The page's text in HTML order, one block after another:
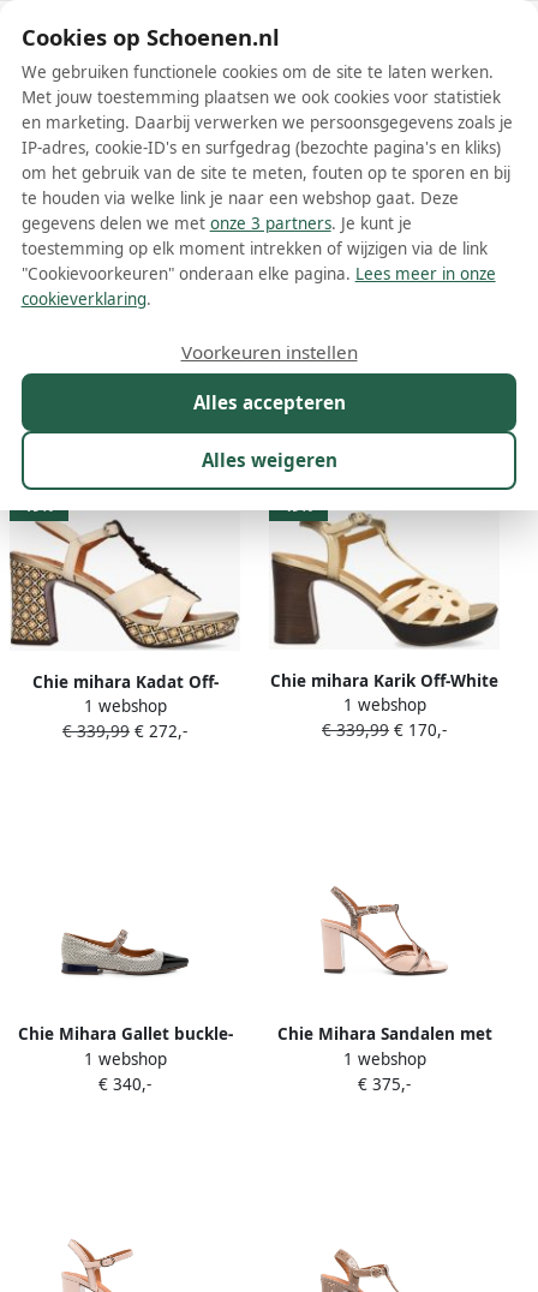
Schoenen.nl
Wis filters Alle filters
Beige Chie Mihara damesschoenen
Meer lezen
Kleur 1
58 resultaten:
19%
Chie mihara Kadat Off-
White Multi
1 webshop
€ 339,99 € 272,-
49%
Chie mihara Karik Off-White
Goud
1 webshop
€ 339,99 € 170,-
Chie Mihara Gallet buckle-
fastening cap-toe ballet
flats Beige
1 webshop
€ 340,-
Chie Mihara Sandalen met
T-bandje Beige
1 webshop
€ 375,-
Cookies op Schoenen.nl
We gebruiken functionele cookies om de site te laten werken.
Met jouw toestemming plaatsen we ook cookies voor statistiek
en marketing. Daarbij verwerken we persoonsgegevens zoals je
IP-adres, cookie-ID's en surfgedrag (bezochte pagina's en kliks)
om het gebruik van de site te meten, fouten op te sporen en bij
te houden via welke link je naar een webshop gaat. Deze
gegevens delen we met onze 3 partners. Je kunt je
toestemming op elk moment intrekken of wijzigen via de link
"Cookievoorkeuren" onderaan elke pagina. Lees meer in onze
cookieverklaring.
Alles accepteren
Alles weigeren
Voorkeuren instellen